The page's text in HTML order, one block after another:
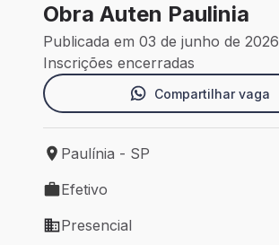
Obra Auten Paulinia
Publicada em 03 de junho de 2026
Inscrições encerradas
Compartilhar vaga
Local de trabalho: Paulínia - SP
Paulínia - SP
Tipo de vaga: Efetivo
Efetivo
Modelo de trabalho: Presencial
Presencial